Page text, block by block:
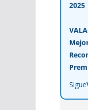
2025
Sigue